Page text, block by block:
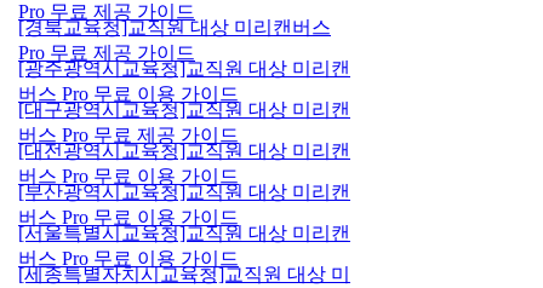
Pro 무료 제공 가이드
[경북교육청]교직원 대상 미리캔버스
Pro 무료 제공 가이드
[광주광역시교육청]교직원 대상 미리캔
버스 Pro 무료 이용 가이드
[대구광역시교육청]교직원 대상 미리캔
버스 Pro 무료 제공 가이드
[대전광역시교육청]교직원 대상 미리캔
버스 Pro 무료 이용 가이드
[부산광역시교육청]교직원 대상 미리캔
버스 Pro 무료 이용 가이드
[서울특별시교육청]교직원 대상 미리캔
버스 Pro 무료 이용 가이드
[세종특별자치시교육청]교직원 대상 미